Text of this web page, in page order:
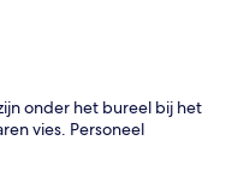
onder het bureel bij het
vies. Personeel